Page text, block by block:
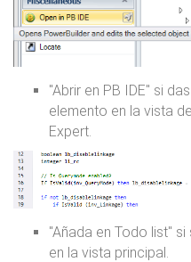
"Abrir en PB IDE" si
elemento en la vista
Expert.
"Añada en Todo list"
en la vista principal.